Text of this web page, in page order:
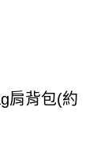
肩背包(約